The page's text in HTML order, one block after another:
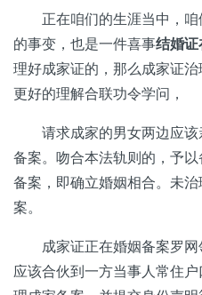
正在咱们的生涯当中，咱
的事变，也是一件喜事结婚
理好成家证的，那么成家证
更好的理解合联功令学问，
请求成家的男女两边应该
备案。吻合本法轨则的，予
备案，即确立婚姻相合。未
案。
成家证正在婚姻备案罗网
应该合伙到一方当事人常住